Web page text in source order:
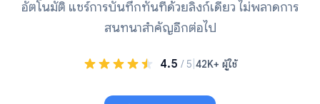
อัตโนมัติ แชร์การบันทึกทันทีด้วยลิงก์เดียว ไม่พลาดการ
สนทนาสำคัญอีกต่อไป
4.5 / 5 42K+ ผู้ใช้